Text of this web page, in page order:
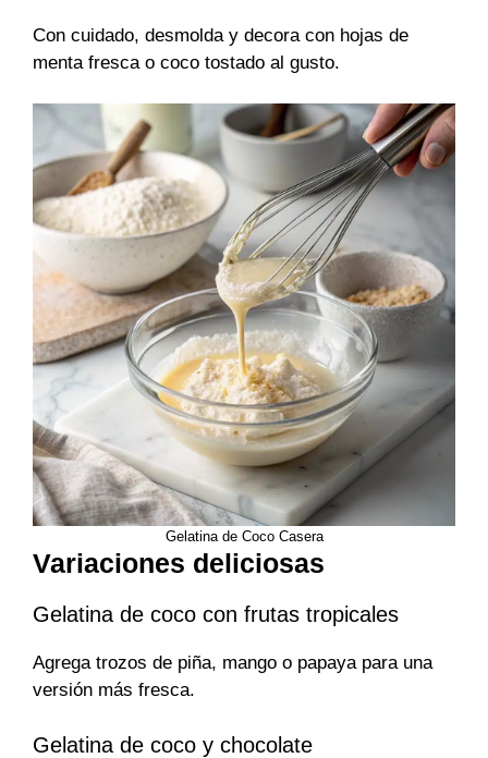
Con cuidado, desmolda y decora con hojas de
menta fresca o coco tostado al gusto.
Gelatina de Coco Casera
Variaciones deliciosas
Gelatina de coco con frutas tropicales
Agrega trozos de piña, mango o papaya para una
versión más fresca.
Gelatina de coco y chocolate